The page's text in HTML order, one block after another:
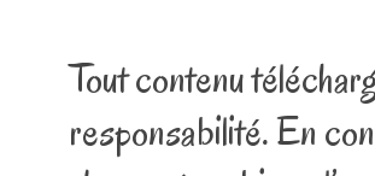
Tout contenu
responsabilité. En